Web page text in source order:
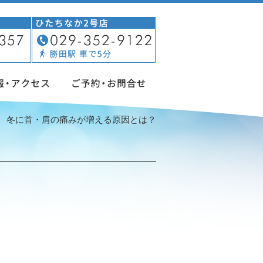
冬に首・肩の痛みが増える原因とは？